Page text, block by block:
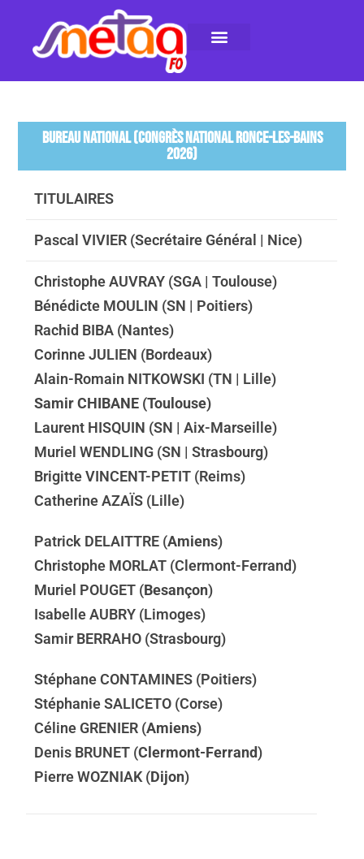
BUREAU NATIONAL (CONGRÈS NATIONAL RONCE-LES-BAINS
2026)
TITULAIRES
Pascal VIVIER (Secrétaire Général | Nice)
Christophe AUVRAY (SGA | Toulouse)
Bénédicte MOULIN (SN | Poitiers)
Rachid BIBA (Nantes)
Corinne JULIEN (Bordeaux)
Alain-Romain NITKOWSKI (TN | Lille)
Samir CHIBANE (Toulouse)
Laurent HISQUIN (SN | Aix-Marseille)
Muriel WENDLING (SN | Strasbourg)
Brigitte VINCENT-PETIT (Reims)
Catherine AZAÏS (Lille)
Patrick DELAITTRE (Amiens)
Christophe MORLAT (Clermont-Ferrand)
Muriel POUGET (Besançon)
Isabelle AUBRY (Limoges)
Samir BERRAHO (Strasbourg)
Stéphane CONTAMINES (Poitiers)
Stéphanie SALICETO (Corse)
Céline GRENIER (Amiens)
Denis BRUNET (Clermont-Ferrand)
Pierre WOZNIAK (Dijon)